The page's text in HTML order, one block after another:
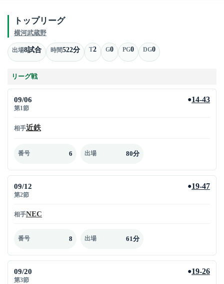
トップリーグ
横河武蔵野
出場8試合 時間522分 T2 G0 PG0 DG0
リーグ戦
09/06
第1節
●14-43
相手近鉄
番号 6 出場 80分
09/12
第2節
●19-47
相手NEC
番号 8 出場 61分
09/20
第3節
●19-26